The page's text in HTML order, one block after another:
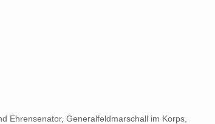
Ehrensenator, Generalfeldmarschall im Korps,